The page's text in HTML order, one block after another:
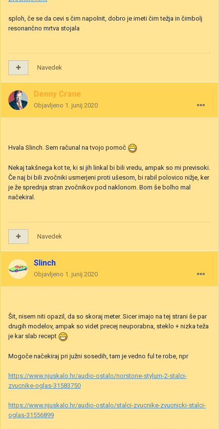
sploh, če se da cevi s čim napolnit, dobro je imeti čim težja in čimbolj
resonančno mrtva stojala
Navedek
Denny Crane
Objavljeno 1. junij 2020
Hvala Slinch. Sem računal na tvojo pomoč
Nekaj takšnega kot te, ki si jih linkal bi bili vredu, ampak so mi previsoki.
Če naj bi bili zvočniki usmerjeni proti ušesom, bi rabil polovico nižje, ker
je že sprednja stran zvočnikov pod naklonom. Bom še bolho mal
načekiral.
Navedek
Slinch
Objavljeno 1. junij 2020
Šit, nisem niti opazil, da so skoraj meter. Sicer imajo na tej strani še par
drugih modelov, ampak so videt precej neuporabna, steklo + nizka teža
je kar slab recept
Mogoče načekiraj pri južni sosedih, tam je vedno ful te robe, npr
https://www.njuskalo.hr/audio-ostalo/norstone-stylum-2-stalci-
zvucnike-oglas-31583750
https://www.njuskalo.hr/audio-ostalo/stalci-zvucnike-zvucnicki-stalci-
oglas-31556899